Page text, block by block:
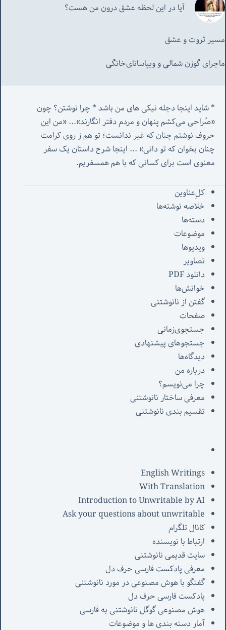
آیا در این لحظه عشق درون من هست؟
مسیر ثروت و عشق
ماجرای گوزن شمالی و‌ ویپاسانای‌خانگی
«صُراحی می‌کشم پنهان‌ و مردم‌ دفتر انگارند»... «
چنان بخوان که تو دانی» ...
معنوی است برای کسانی که با هم همسفریم.
کل‌ِعناوین
خلاصه نوشته‌ها
دسته‌ها
موضوعات
ویدیوها
تصاویر
دانلود PDF
خوانش‌ها
گفتن از نانوشتنی
صفحات
جستجوی‌زمانی
جستجوهای پیشنهادی
دیدگاه‌ها
درباره من
چرا می‌نویسم؟
معرفی‌ ساختار نانوشتنی
تقسیم بندی نانوشتنی
English Writings
With Translation
Introduction to Unwritable by AI
Ask your questions about unwritable
کانال تلگرام
ارتباط با نویسنده
سایت قدیمی نانوشتنی
معرفی پادکست فارسی حرف دل
گفتگو با هوش مصنوعی در مورد نانوشتنی
پادکست فارسی حرف دل
هوش مصنوعی گوگل نانوشتنی به فارسی
آمار دسته بندی ها و موضوعات